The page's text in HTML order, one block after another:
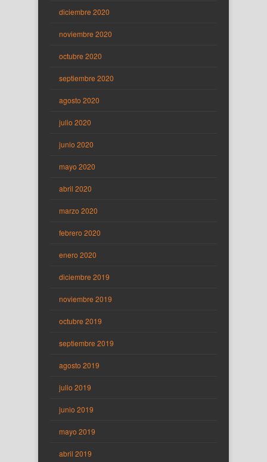
diciembre 2020
noviembre 2020
octubre 2020
septiembre 2020
agosto 2020
julio 2020
junio 2020
mayo 2020
abril 2020
marzo 2020
febrero 2020
enero 2020
diciembre 2019
noviembre 2019
octubre 2019
septiembre 2019
agosto 2019
julio 2019
junio 2019
mayo 2019
abril 2019